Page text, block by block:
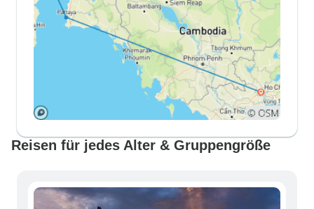
Reisen für jedes Alter & Gruppengröße